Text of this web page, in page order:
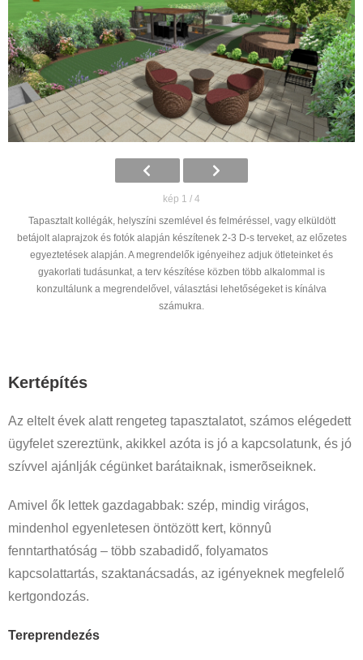
kép 1 / 4
Tapasztalt kollégák, helyszíni szemlével és felméréssel, vagy elküldött
betájolt alaprajzok és fotók alapján készítenek 2-3 D-s terveket, az előzetes
egyeztetések alapján. A megrendelők igényeihez adjuk ötleteinket és
gyakorlati tudásunkat, a terv készítése közben több alkalommal is
konzultálunk a megrendelővel, választási lehetőségeket is kínálva
számukra.
Kertépítés
Az eltelt évek alatt rengeteg tapasztalatot, számos elégedett
ügyfelet szereztünk, akikkel azóta is jó a kapcsolatunk, és jó
szívvel ajánlják cégünket barátaiknak, ismerõseiknek.
Amivel ők lettek gazdagabbak: szép, mindig virágos,
mindenhol egyenletesen öntözött kert, könnyû
fenntarthatóság – több szabadidő, folyamatos
kapcsolattartás, szaktanácsadás, az igényeknek megfelelő
kertgondozás.
Tereprendezés